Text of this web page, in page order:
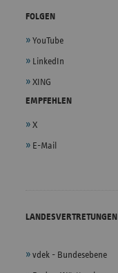
FOLGEN
YouTube
LinkedIn
XING
EMPFEHLEN
X
E-Mail
LANDESVERTRETUNGEN
vdek - Bundesebene